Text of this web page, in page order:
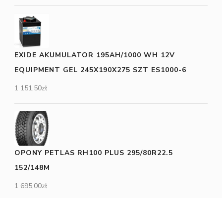
EXIDE AKUMULATOR 195AH/1000 WH 12V
EQUIPMENT GEL 245X190X275 SZT ES1000-6
1 151,50zł
OPONY PETLAS RH100 PLUS 295/80R22.5
152/148M
1 695,00zł